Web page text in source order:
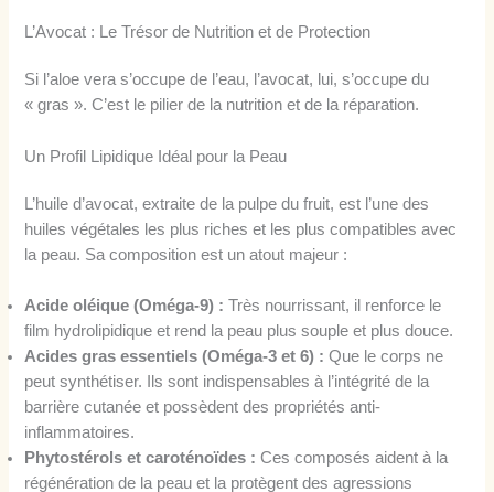
L’Avocat : Le Trésor de Nutrition et de Protection
Si l’aloe vera s’occupe de l’eau, l’avocat, lui, s’occupe du
« gras ». C’est le pilier de la nutrition et de la réparation.
Un Profil Lipidique Idéal pour la Peau
L’huile d’avocat, extraite de la pulpe du fruit, est l’une des
huiles végétales les plus riches et les plus compatibles avec
la peau. Sa composition est un atout majeur :
Acide oléique (Oméga-9) : Très nourrissant, il renforce le
film hydrolipidique et rend la peau plus souple et plus douce.
Acides gras essentiels (Oméga-3 et 6) : Que le corps ne
peut synthétiser. Ils sont indispensables à l’intégrité de la
barrière cutanée et possèdent des propriétés anti-
inflammatoires.
Phytostérols et caroténoïdes : Ces composés aident à la
régénération de la peau et la protègent des agressions